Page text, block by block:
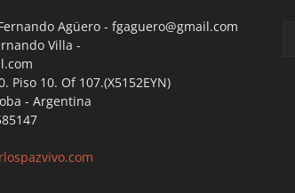
Agüero - fgaguero@gmail.com
Villa -
Piso 10. Of 107.(X5152EYN)
- Argentina